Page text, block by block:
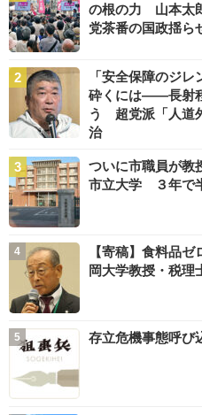
の根の力 山本太
党茶番の国政揺ら
「安全保障のジ
砕くには――長射
う 超党派「人道
治
ついに市職員が
市立大学 ３年で
【寄稿】食料品
岡大学教授・税
存立危機事態呼び